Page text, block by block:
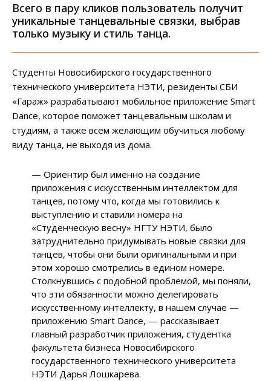
Всего в пару кликов пользователь получит
уникальные танцевальные связки, выбрав
только музыку и стиль танца.
Студенты Новосибирского государственного
технического университета НЭТИ, резиденты СБИ
«Гараж» разрабатывают мобильное приложение Smart
Dance, которое поможет танцевальным школам и
студиям, а также всем желающим обучиться любому
виду танца, не выходя из дома.
— Ориентир был именно на создание
приложения с искусственным интеллектом для
танцев, потому что, когда мы готовились к
выступлению и ставили номера на
«Студенческую весну» НГТУ НЭТИ, было
затруднительно придумывать новые связки для
танцев, чтобы они были оригинальными и при
этом хорошо смотрелись в едином номере.
Столкнувшись с подобной проблемой, мы поняли,
что эти обязанности можно делегировать
искусственному интеллекту, в нашем случае —
приложению Smart Dance, — рассказывает
главный разработчик приложения, студентка
факультета бизнеса Новосибирского
государственного технического университета
НЭТИ Дарья Лошкарева.